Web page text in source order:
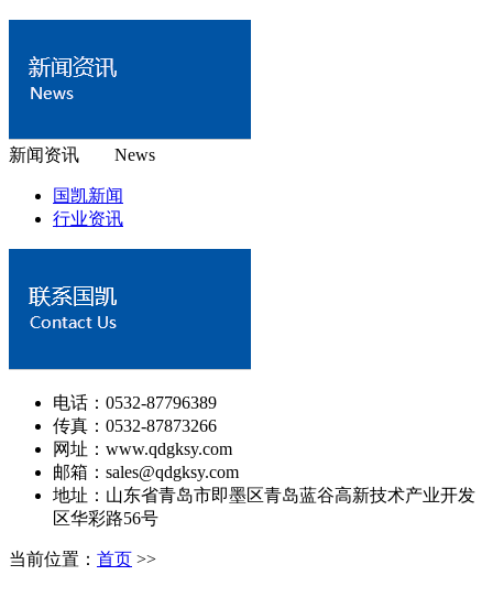
新闻资讯 News
国凯新闻
行业资讯
电话：0532-87796389
传真：0532-87873266
网址：www.qdgksy.com
邮箱：sales@qdgksy.com
地址：山东省青岛市即墨区青岛蓝谷高新技术产业开发
区华彩路56号
当前位置： 首页 >>